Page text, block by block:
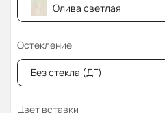
Олива светлая
Остекление
Без стекла (ДГ)
Цвет вставки